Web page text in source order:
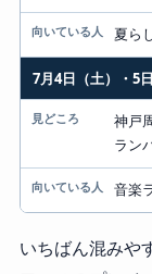
夏ら
7月4日（土）・5日
神戸
ラン
音楽
いちばん混みや